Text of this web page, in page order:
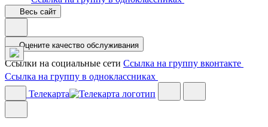
Весь сайт
Оцените качество обслуживания
Ссылки на социальные сети Ссылка на группу вконтакте
Ссылка на группу в одноклассниках
Телекарта